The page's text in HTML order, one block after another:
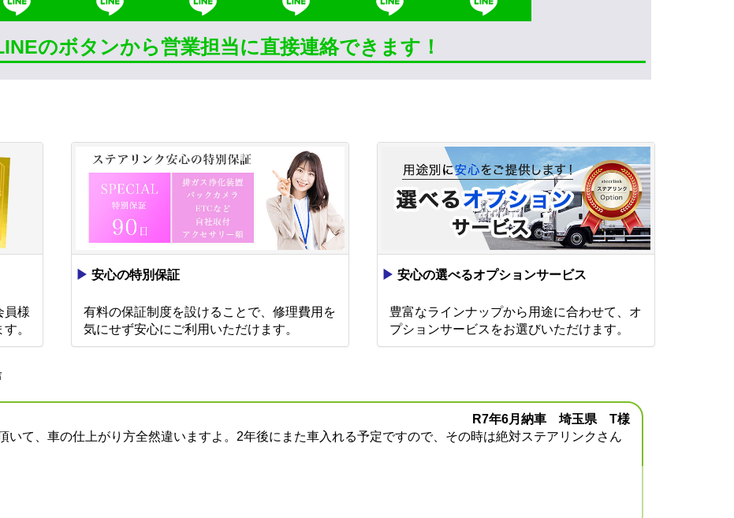
のボタンから営業担当に直接連絡できます！
員様
。
▶ 安心の特別保証
有料の保証制度を設けることで、修理費用を
気にせず安心にご利用いただけます。
▶ 安心の選べるオプションサービス
豊富なラインナップから用途に合わせて、オ
プションサービスをお選びいただけます。
R7年6月納車 埼玉県 T様
いて、車の仕上がり方全然違いますよ。2年後にまた車入れる予定ですので、その時は絶対ステアリンクさん